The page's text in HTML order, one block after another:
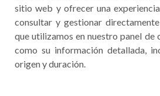
sitio web y ofrecer una
consultar y gestionar
que utilizamos en nuestro panel de
como su información detallada,
origen y duración.